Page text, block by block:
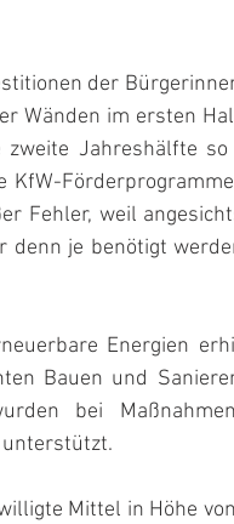
der
Wänden im ersten
Jahreshälfte so
KfW-
Fehler, weil
je benötigt
Energien
Bauen und
bei
unterstützt.
Mittel in Höhe